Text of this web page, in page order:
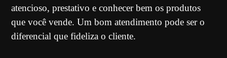
atencioso, prestativo e conhecer bem os produtos
que você vende. Um bom atendimento pode ser o
diferencial que fideliza o cliente.